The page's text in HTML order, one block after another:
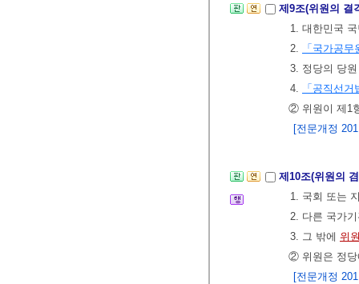
제9조(위원의 결
1. 대한민국
2.
「국가공무
3. 정당의 당원
4.
「공직선거
② 위원이 제1
[전문개정
제10조(위원의
1. 국회 또는
2. 다른 국가
3. 그 밖에 위
② 위원은 정당
[전문개정